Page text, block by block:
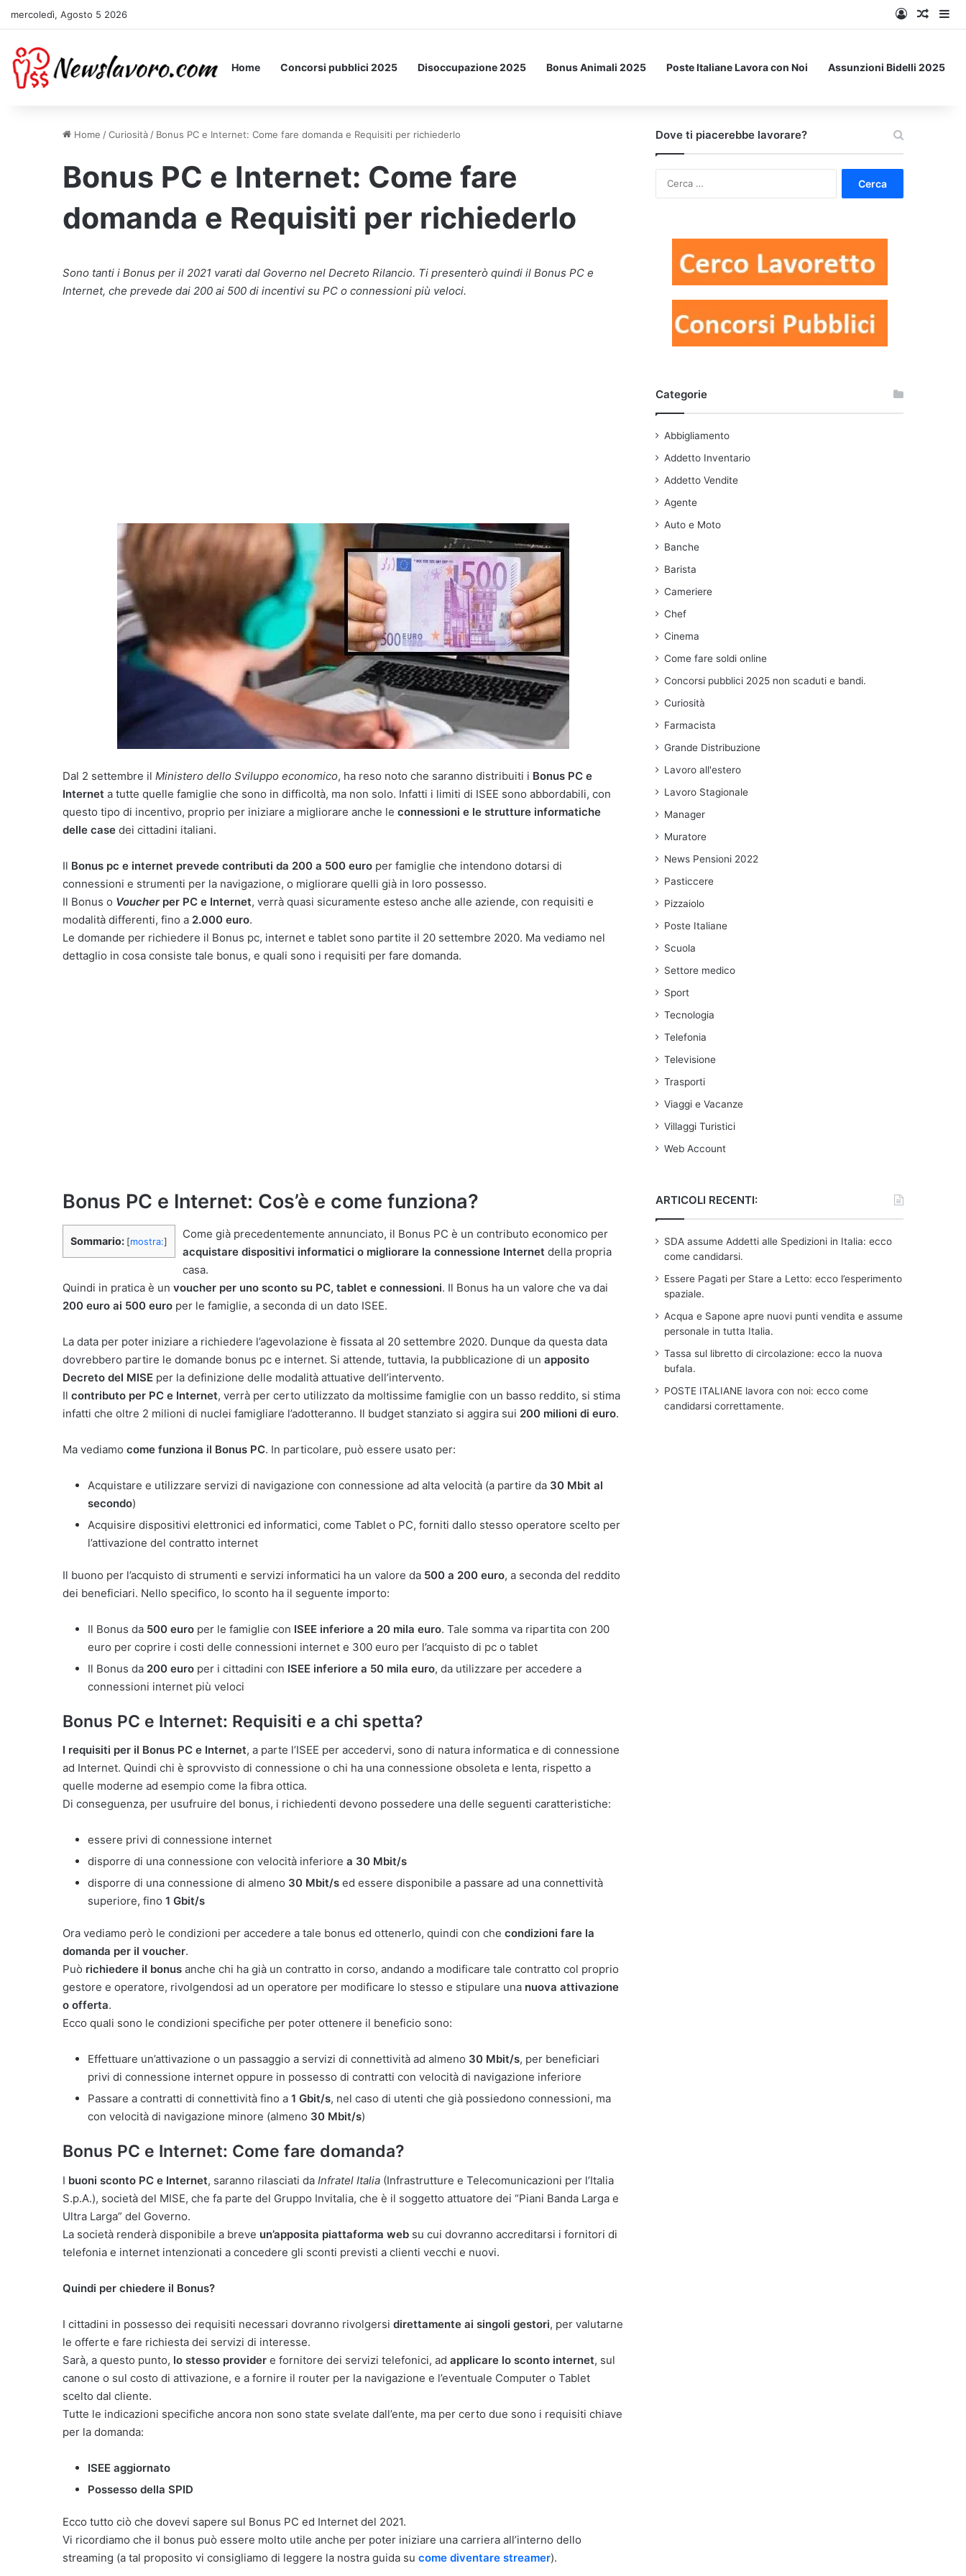
mercoledì, Agosto 5 2026 Accedi
Un
Home Concorsi pubblici 2025 Disoccupazione 2025 Bonus Animali 2025 Poste Italiane Lavora con Noi Assunzioni Bidelli 2025
Home /Curiosità / Bonus PC e Internet: Come fare domanda e Requisiti per richiederlo
Bonus PC e Internet: Come fare
domanda e Requisiti per richiederlo
Sono tanti i Bonus per il 2021 varati dal Governo nel Decreto Rilancio. Ti presenterò quindi il Bonus PC e
Internet, che prevede dai 200 ai 500 di incentivi su PC o connessioni più veloci.
Dal 2 settembre il Ministero dello Sviluppo economico, ha reso noto che saranno distribuiti i Bonus PC e
Internet a tutte quelle famiglie che sono in difficoltà, ma non solo. Infatti i limiti di ISEE sono abbordabili, con
questo tipo di incentivo, proprio per iniziare a migliorare anche le connessioni e le strutture informatiche
delle case dei cittadini italiani.
Il Bonus pc e internet prevede contributi da 200 a 500 euro per famiglie che intendono dotarsi di
connessioni e strumenti per la navigazione, o migliorare quelli già in loro possesso.
Il Bonus o Voucherper PC e Internet, verrà quasi sicuramente esteso anche alle aziende, con requisiti e
modalità differenti, fino a 2.000 euro.
Le domande per richiedere il Bonus pc, internet e tablet sono partite il 20 settembre 2020. Ma vediamo nel
dettaglio in cosa consiste tale bonus, e quali sono i requisiti per fare domanda.
Bonus PC e Internet: Cos’è e come funziona?
Sommario: [mostra:]
Come già precedentemente annunciato, il Bonus PC è un contributo economico per
acquistare dispositivi informatici o migliorare la connessione Internet della propria
casa.
Quindi in pratica è un voucher per uno sconto su PC, tablet e connessioni. Il Bonus ha un valore che va dai
200 euro ai 500 euro per le famiglie, a seconda di un dato ISEE.
La data per poter iniziare a richiedere l’agevolazione è fissata al 20 settembre 2020. Dunque da questa data
dovrebbero partire le domande bonus pc e internet. Si attende, tuttavia, la pubblicazione di un apposito
Decreto del MISE per la definizione delle modalità attuative dell’intervento.
Il contributo per PC e Internet, verrà per certo utilizzato da moltissime famiglie con un basso reddito, si stima
infatti che oltre 2 milioni di nuclei famigliare l’adotteranno. Il budget stanziato si aggira sui 200 milioni di euro.
Ma vediamo come funziona il Bonus PC. In particolare, può essere usato per:
Acquistare e utilizzare servizi di navigazione con connessione ad alta velocità (a partire da 30 Mbit al
secondo)
Acquisire dispositivi elettronici ed informatici, come Tablet o PC, forniti dallo stesso operatore scelto per
l’attivazione del contratto internet
Il buono per l’acquisto di strumenti e servizi informatici ha un valore da 500 a 200 euro, a seconda del reddito
dei beneficiari. Nello specifico, lo sconto ha il seguente importo:
Il Bonus da 500 euro per le famiglie con ISEE inferiore a 20 mila euro. Tale somma va ripartita con 200
euro per coprire i costi delle connessioni internet e 300 euro per l’acquisto di pc o tablet
Il Bonus da 200 euro per i cittadini con ISEE inferiore a 50 mila euro, da utilizzare per accedere a
connessioni internet più veloci
Bonus PC e Internet: Requisiti e a chi spetta?
I requisiti per il Bonus PC e Internet, a parte l’ISEE per accedervi, sono di natura informatica e di connessione
ad Internet. Quindi chi è sprovvisto di connessione o chi ha una connessione obsoleta e lenta, rispetto a
quelle moderne ad esempio come la fibra ottica.
Di conseguenza, per usufruire del bonus, i richiedenti devono possedere una delle seguenti caratteristiche:
essere privi di connessione internet
disporre di una connessione con velocità inferiore a 30 Mbit/s
disporre di una connessione di almeno 30 Mbit/s ed essere disponibile a passare ad una connettività
superiore, fino 1 Gbit/s
Ora vediamo però le condizioni per accedere a tale bonus ed ottenerlo, quindi con che condizioni fare la
domanda per il voucher.
Può richiedere il bonus anche chi ha già un contratto in corso, andando a modificare tale contratto col proprio
gestore e operatore, rivolgendosi ad un operatore per modificare lo stesso e stipulare una nuova attivazione
o offerta.
Ecco quali sono le condizioni specifiche per poter ottenere il beneficio sono:
Effettuare un’attivazione o un passaggio a servizi di connettività ad almeno 30 Mbit/s, per beneficiari
privi di connessione internet oppure in possesso di contratti con velocità di navigazione inferiore
Passare a contratti di connettività fino a 1 Gbit/s, nel caso di utenti che già possiedono connessioni, ma
con velocità di navigazione minore (almeno 30 Mbit/s)
Bonus PC e Internet: Come fare domanda?
I buoni sconto PC e Internet, saranno rilasciati da Infratel Italia (Infrastrutture e Telecomunicazioni per l’Italia
S.p.A.), società del MISE, che fa parte del Gruppo Invitalia, che è il soggetto attuatore dei “Piani Banda Larga e
Ultra Larga” del Governo.
La società renderà disponibile a breve un’apposita piattaforma web su cui dovranno accreditarsi i fornitori di
telefonia e internet intenzionati a concedere gli sconti previsti a clienti vecchi e nuovi.
Quindi per chiedere il Bonus?
I cittadini in possesso dei requisiti necessari dovranno rivolgersi direttamente ai singoli gestori, per valutarne
le offerte e fare richiesta dei servizi di interesse.
Sarà, a questo punto, lo stesso provider e fornitore dei servizi telefonici, ad applicare lo sconto internet, sul
canone o sul costo di attivazione, e a fornire il router per la navigazione e l’eventuale Computer o Tablet
scelto dal cliente.
Tutte le indicazioni specifiche ancora non sono state svelate dall’ente, ma per certo due sono i requisiti chiave
per la domanda:
ISEE aggiornato
Possesso della SPID
Ecco tutto ciò che dovevi sapere sul Bonus PC ed Internet del 2021.
Vi ricordiamo che il bonus può essere molto utile anche per poter iniziare una carriera all’interno dello
streaming (a tal proposito vi consigliamo di leggere la nostra guida su come diventare streamer).
Dove ti piacerebbe lavorare?
Categorie
Abbigliamento
Addetto Inventario
Addetto Vendite
Agente
Auto e Moto
Banche
Barista
Cameriere
Chef
Cinema
Come fare soldi online
Concorsi pubblici 2025 non scaduti e bandi.
Curiosità
Farmacista
Grande Distribuzione
Lavoro all'estero
Lavoro Stagionale
Manager
Muratore
News Pensioni 2022
Pasticcere
Pizzaiolo
Poste Italiane
Scuola
Settore medico
Sport
Tecnologia
Telefonia
Televisione
Trasporti
Viaggi e Vacanze
Villaggi Turistici
Web Account
ARTICOLI RECENTI:
SDA assume Addetti alle Spedizioni in Italia: ecco
come candidarsi.
Essere Pagati per Stare a Letto: ecco l’esperimento
spaziale.
Acqua e Sapone apre nuovi punti vendita e assume
personale in tutta Italia.
Tassa sul libretto di circolazione: ecco la nuova
bufala.
POSTE ITALIANE lavora con noi: ecco come
candidarsi correttamente.